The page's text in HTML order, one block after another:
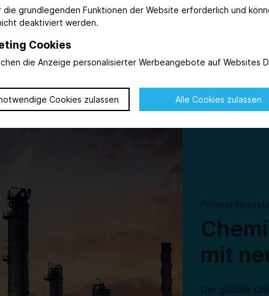
die grundlegenden Funktionen der Website erforderlich und
deaktiviert werden.
Cookies
die Anzeige personalisierter Werbeangebote auf Websites
Cookies zulassen Alle Cookies zulassen
im
viele
© AdobeStock_569615125_WD-Stock-Photos
Process
mit
Der globale